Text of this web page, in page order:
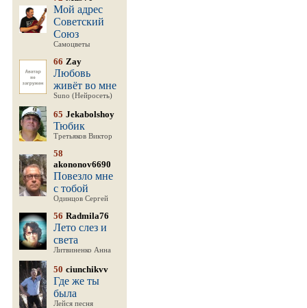
Мой адрес
Советский
Союз
Самоцветы
66 Zay
Любовь
живёт во мне
Suno (Нейросеть)
65 Jekabolshoy
Тюбик
Третьяков Виктор
58
akononov6690
Повезло мне
с тобой
Одинцов Сергей
56 Radmila76
Лето слез и
света
Литвиненко Анна
50 ciunchikvv
Где же ты
была
Лейся песня